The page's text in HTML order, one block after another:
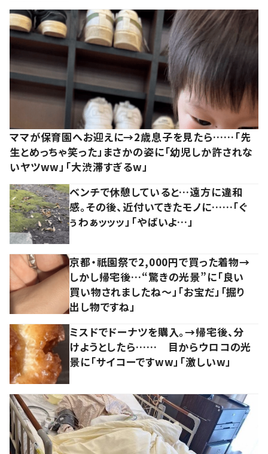
ママが保育園へお迎えに→2歳息子を見たら……「先
生とめっちゃ笑った」まさかの姿に「幼児しか許されな
いヤツww」「大渋滞すぎるw」
ベンチで休憩していると…遠方に違和
感。その後、近付いてきたモノに……「ぐ
ぅわぁッッッ」「やばいよ…」
京都・祇園祭で2,000円で買った着物→
しかし帰宅後…“驚きの光景”に「良い
買い物されましたね～」「お宝だ」「掘り
出し物ですね」
ミスドでドーナツを購入。→帰宅後、分
けようとしたら…… 目からウロコの光
景に「サイコーですww」「激しいw」